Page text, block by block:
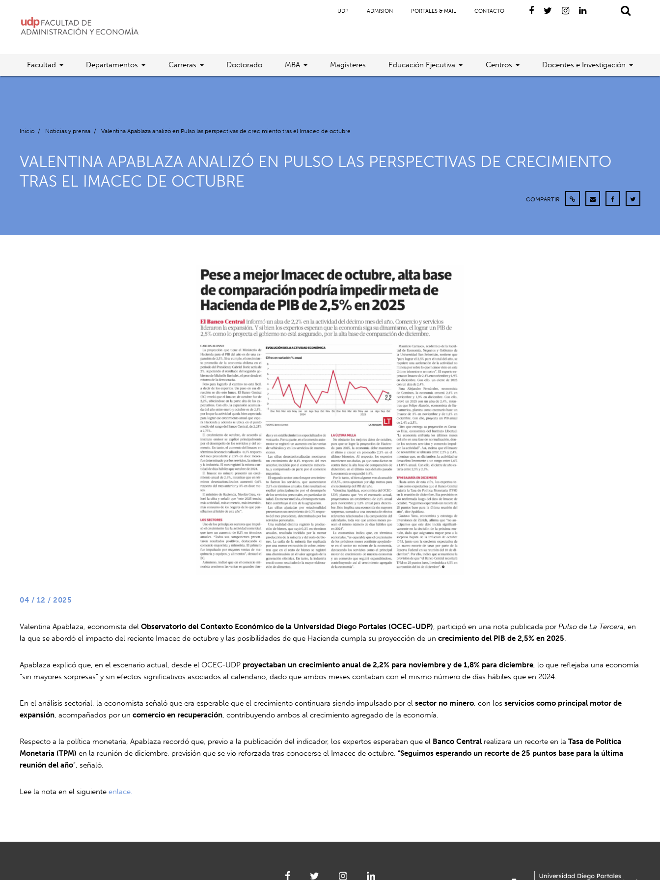
UDP ADMISIÓN PORTALES & MAIL CONTACTO
Facultad Departamentos Carreras Doctorado MBA Magísteres Educación Ejecutiva Centros Docentes e Investigación
Inicio / Noticias y prensa / Valentina Apablaza analizó en Pulso las perspectivas de crecimiento tras el Imacec de octubre
VALENTINA APABLAZA ANALIZÓ EN PULSO LAS PERSPECTIVAS DE CRECIMIENTO
TRAS EL IMACEC DE OCTUBRE
COMPARTIR
04 / 12 / 2025
Valentina Apablaza, economista delObservatorio del Contexto Económico de la Universidad Diego Portales (OCEC-UDP), participó en una nota publicada porPulso deLa Tercera, en
la que se abordó el impacto del reciente Imacec de octubre y las posibilidades de que Hacienda cumpla su proyección de uncrecimiento del PIB de 2,5% en 2025.
Apablaza explicó que, en el escenario actual, desde el OCEC-UDP proyectaban un crecimiento anual de 2,2% para noviembre y de 1,8% para diciembre, lo que reflejaba una economía
“sin mayores sorpresas” y sin efectos significativos asociados al calendario, dado que ambos meses contaban con el mismo número de días hábiles que en 2024.
En el análisis sectorial, la economista señaló que era esperable que el crecimiento continuara siendo impulsado por elsector no minero, con losservicios como principal motor de
expansión, acompañados por uncomercio en recuperación, contribuyendo ambos al crecimiento agregado de la economía.
Respecto a la política monetaria, Apablaza recordó que, previo a la publicación del indicador, los expertos esperaban que el Banco Central realizara un recorte en laTasa de Política
Monetaria (TPM) en la reunión de diciembre, previsión que se vio reforzada tras conocerse el Imacec de octubre. “Seguimos esperando un recorte de 25 puntos base para la última
reunión del año”, señaló.
Lee la nota en el siguienteenlace.